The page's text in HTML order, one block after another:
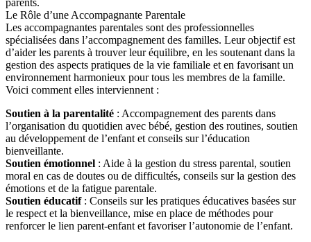
Le Rôle d’une Accompagnante Parentale
Les accompagnantes parentales sont des professionnelles
spécialisées dans l’accompagnement des familles. Leur objectif est
d’aider les parents à trouver leur équilibre, en les soutenant dans la
gestion des aspects pratiques de la vie familiale et en favorisant un
environnement harmonieux pour tous les membres de la famille.
Voici comment elles interviennent :
Soutien à la parentalité : Accompagnement des parents dans
l’organisation du quotidien avec bébé, gestion des routines, soutien
au développement de l’enfant et conseils sur l’éducation
bienveillante.
Soutien émotionnel : Aide à la gestion du stress parental, soutien
moral en cas de doutes ou de difficultés, conseils sur la gestion des
émotions et de la fatigue parentale.
Soutien éducatif: Conseils sur les pratiques éducatives basées sur
le respect et la bienveillance, mise en place de méthodes pour
renforcer le lien parent-enfant et favoriser l’autonomie de l’enfant.